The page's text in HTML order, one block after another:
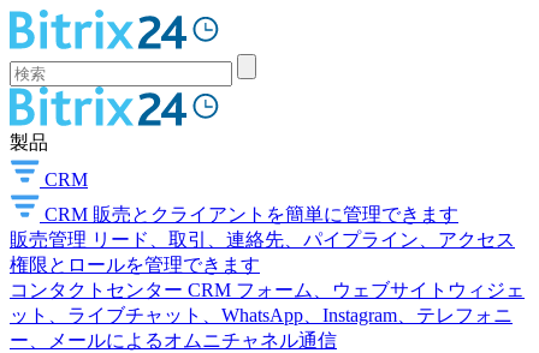
製品
CRM
CRM 販売とクライアントを簡単に管理できます
販売管理 リード、取引、連絡先、パイプライン、アクセス
権限とロールを管理できます
コンタクトセンター CRM フォーム、ウェブサイトウィジェ
ット、ライブチャット、WhatsApp、Instagram、テレフォニ
ー、メールによるオムニチャネル通信